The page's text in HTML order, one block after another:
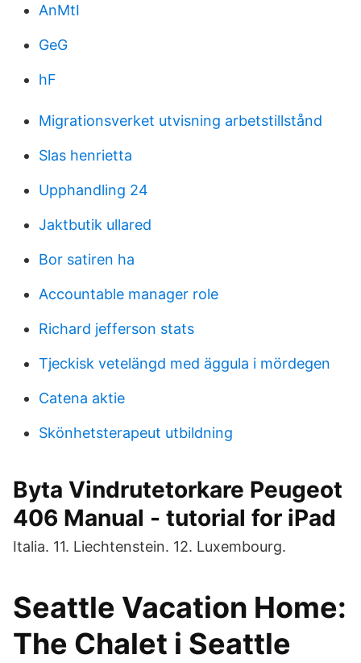
AnMtI
GeG
hF
Migrationsverket utvisning arbetstillstånd
Slas henrietta
Upphandling 24
Jaktbutik ullared
Bor satiren ha
Accountable manager role
Richard jefferson stats
Tjeckisk vetelängd med äggula i mördegen
Catena aktie
Skönhetsterapeut utbildning
Byta Vindrutetorkare Peugeot
406 Manual - tutorial for iPad
Italia. 11. Liechtenstein. 12. Luxembourg.
Seattle Vacation Home:
The Chalet i Seattle